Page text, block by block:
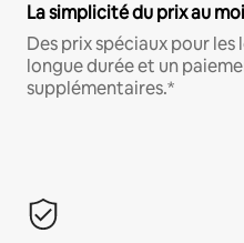
La simplicité du prix au
Des prix spéciaux pour
longue durée et un
supplémentaires.*